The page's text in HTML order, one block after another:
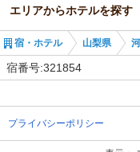
山梨県
河口湖・西湖・富士吉
エリアからホテルを探す
山梨県
宿・ホテル 山梨県
宿番号:321854
プライバシーポリシー